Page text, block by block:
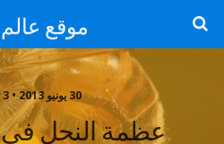
موقع
30 يونيو 2013 • 3 تعليقات
عظمة النحل